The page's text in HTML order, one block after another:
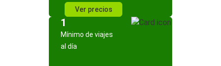
Ver precios
1
Mínimo de viajes
al día